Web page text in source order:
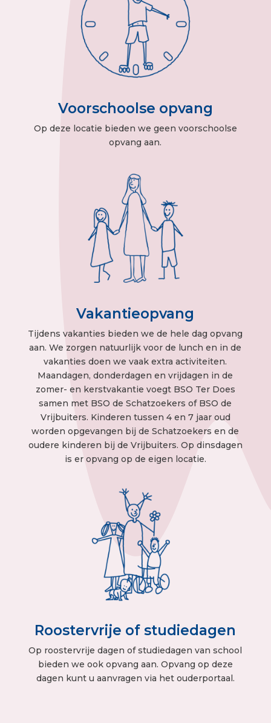
Voorschoolse opvang
Op deze locatie bieden we geen voorschoolse
opvang aan.
Vakantieopvang
Tijdens vakanties bieden we de hele dag opvang
aan. We zorgen natuurlijk voor de lunch en in de
vakanties doen we vaak extra activiteiten.
Maandagen, donderdagen en vrijdagen in de
zomer- en kerstvakantie voegt BSO Ter Does
samen met BSO de Schatzoekers of BSO de
Vrijbuiters. Kinderen tussen 4 en 7 jaar oud
worden opgevangen bij de Schatzoekers en de
oudere kinderen bij de Vrijbuiters. Op dinsdagen
is er opvang op de eigen locatie.
Roostervrije of studiedagen
Op roostervrije dagen of studiedagen van school
bieden we ook opvang aan. Opvang op deze
dagen kunt u aanvragen via het ouderportaal.